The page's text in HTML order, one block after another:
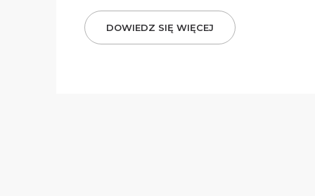
DOWIEDZ SIĘ WIĘCEJ